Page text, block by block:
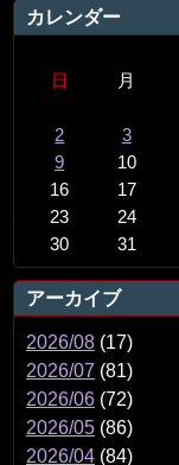
カレンダー
日 月
2
3
9
10
16
17
23
24
30
31
アーカイブ
2026/08 (17)
2026/07 (81)
2026/06 (72)
2026/05 (86)
2026/04 (84)